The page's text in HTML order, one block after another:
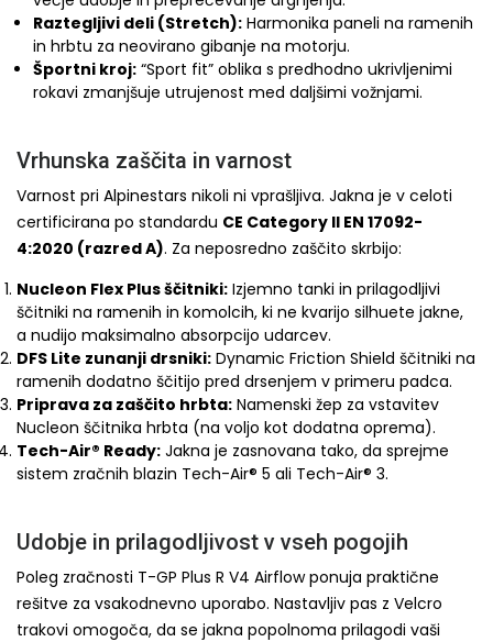
Raztegljivi deli (Stretch): Harmonika paneli na ramenih
in hrbtu za neovirano gibanje na motorju.
Športni kroj: “Sport fit” oblika s predhodno ukrivljenimi
rokavi zmanjšuje utrujenost med daljšimi vožnjami.
Vrhunska zaščita in varnost
Varnost pri Alpinestars nikoli ni vprašljiva. Jakna je v celoti
certificirana po standardu CE Category II EN 17092-
4:2020 (razred A). Za neposredno zaščito skrbijo:
Nucleon Flex Plus ščitniki: Izjemno tanki in prilagodljivi
ščitniki na ramenih in komolcih, ki ne kvarijo silhuete jakne,
a nudijo maksimalno absorpcijo udarcev.
DFS Lite zunanji drsniki: Dynamic Friction Shield ščitniki na
ramenih dodatno ščitijo pred drsenjem v primeru padca.
Priprava za zaščito hrbta: Namenski žep za vstavitev
Nucleon ščitnika hrbta (na voljo kot dodatna oprema).
Tech-Air® Ready: Jakna je zasnovana tako, da sprejme
sistem zračnih blazin Tech-Air® 5 ali Tech-Air® 3.
Udobje in prilagodljivost v vseh pogojih
Poleg zračnosti T-GP Plus R V4 Airflow ponuja praktične
rešitve za vsakodnevno uporabo. Nastavljiv pas z Velcro
trakovi omogoča, da se jakna popolnoma prilagodi vaši